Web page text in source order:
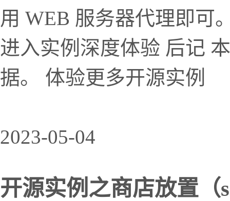
用 WEB 服务器代理即可
进入实例深度体验 后记
据。 体验更多开源实例
2023-05-04
开源实例之商店放置（